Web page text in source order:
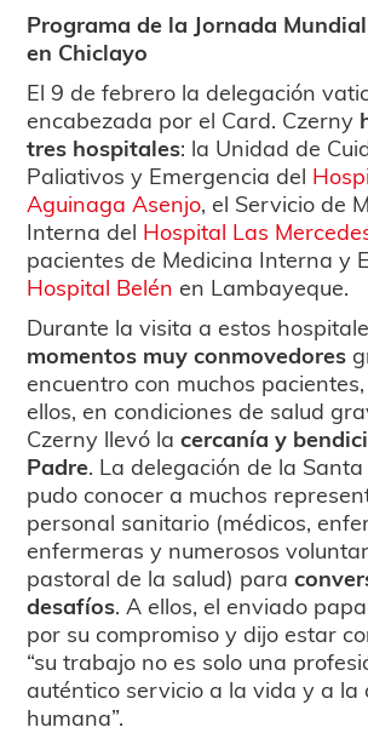
Programa de la Jornada
en Chiclayo
El 9 de febrero la delegación
encabezada por el Card. Czerny
tres hospitales: la Unidad de
Paliativos y Emergencia del
Aguinaga Asenjo, el Servicio de
Interna del Hospital Las
pacientes de Medicina Interna y
Hospital Belén en Lambayeque.
Durante la visita a estos
momentos muy conmovedores
encuentro con muchos
ellos, en condiciones de salud
Czerny llevó lacercanía y
Padre. La delegación de la
pudo conocer a muchos
personal sanitario (médicos,
enfermeras y numerosos
pastoral de la salud) para
desafíos. A ellos, el enviado
por su compromiso y dijo estar
“su trabajo no es solo una
auténtico servicio a la vida y a la
humana”.